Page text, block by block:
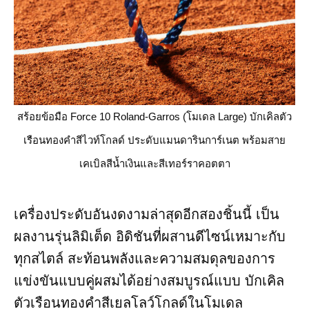
สร้อยข้อมือ Force 10 Roland-Garros (โมเดล Large) บักเคิลตัว
เรือนทองคำสีไวท์โกลด์ ประดับแมนดารินการ์เนต พร้อมสาย
เคเบิลสีน้ำเงินและสีเทอร์ราคอตตา
เครื่องประดับอันงดงามล่าสุดอีกสองชิ้นนี้ เป็น
ผลงานรุ่นลิมิเต็ด อิดิชันที่ผสานดีไซน์เหมาะกับ
ทุกสไตล์ สะท้อนพลังและความสมดุลของการ
แข่งขันแบบคู่ผสมได้อย่างสมบูรณ์แบบ บักเคิล
ตัวเรือนทองคำสีเยลโลว์โกลด์ในโมเดล